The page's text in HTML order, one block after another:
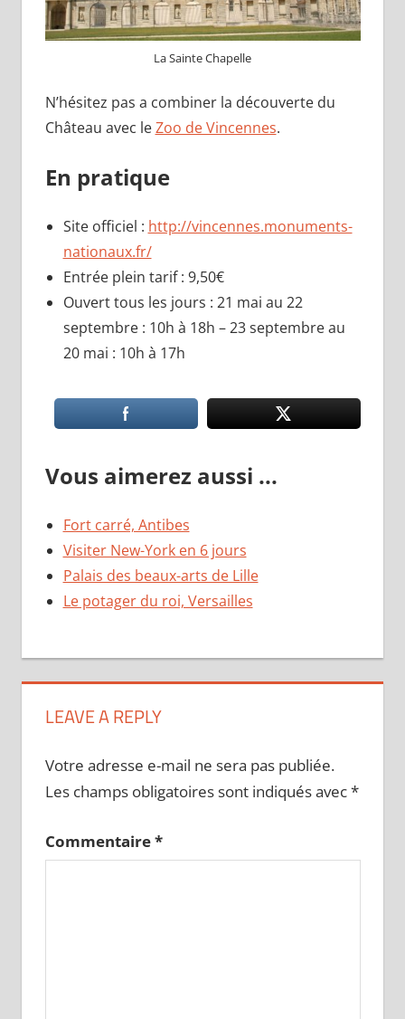
La Sainte Chapelle
N’hésitez pas a combiner la découverte du
Château avec leZoo de Vincennes.
En pratique
Site officiel : http://vincennes.monuments-
nationaux.fr/
Entrée plein tarif : 9,50€
Ouvert tous les jours : 21 mai au 22
septembre : 10h à 18h – 23 septembre au
20 mai : 10h à 17h
Vous aimerez aussi ...
Fort carré, Antibes
Visiter New-York en 6 jours
Palais des beaux-arts de Lille
Le potager du roi, Versailles
LEAVE A REPLY
Votre adresse e-mail ne sera pas publiée.
Les champs obligatoires sont indiqués avec*
Commentaire*